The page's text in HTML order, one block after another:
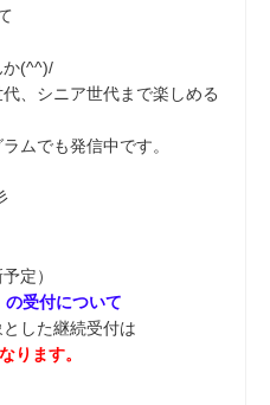
か(^^)/
、シニア世代まで楽しめる
ムでも発信中です。
定）
の受付について
した継続受付は
ります。